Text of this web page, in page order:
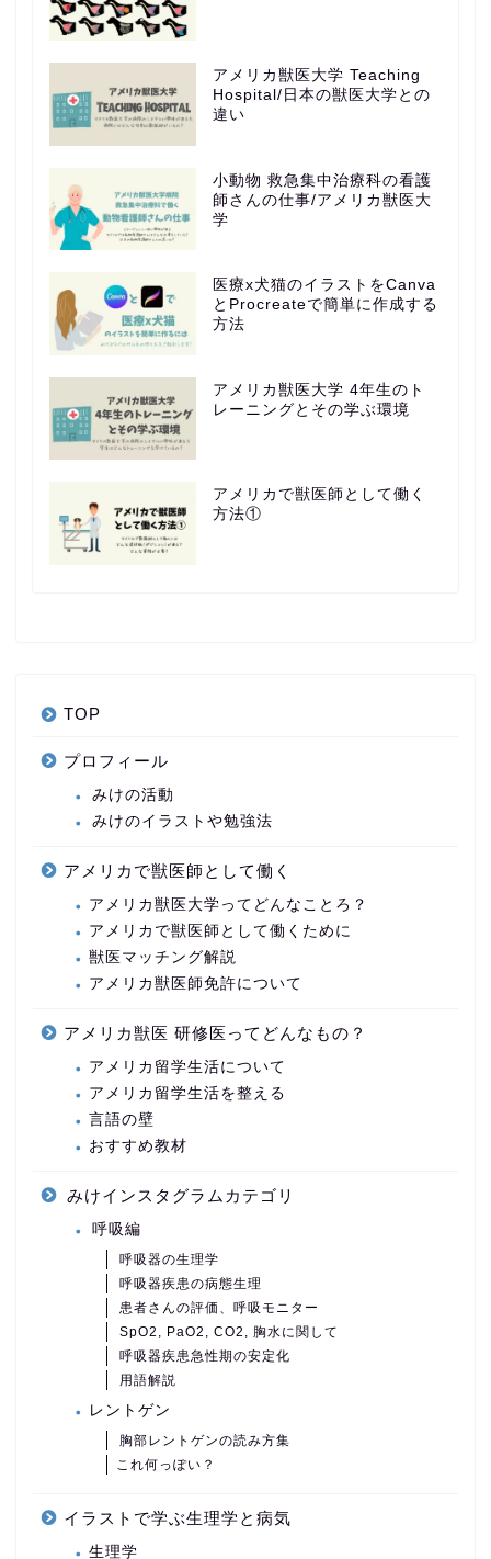
アメリカ獣医大学 Teaching
Hospital/日本の獣医大学との
違い
小動物 救急集中治療科の看護
師さんの仕事/アメリカ獣医大
学
医療x犬猫のイラストをCanva
とProcreateで簡単に作成する
方法
アメリカ獣医大学 4年生のト
レーニングとその学ぶ環境
アメリカで獣医師として働く
方法①
TOP
プロフィール
みけの活動
みけのイラストや勉強法
アメリカで獣医師として働く
アメリカ獣医大学ってどんなことろ？
アメリカで獣医師として働くために
獣医マッチング解説
アメリカ獣医師免許について
アメリカ獣医 研修医ってどんなもの？
アメリカ留学生活について
アメリカ留学生活を整える
言語の壁
おすすめ教材
みけインスタグラムカテゴリ
呼吸編
呼吸器の生理学
呼吸器疾患の病態生理
患者さんの評価、呼吸モニター
SpO2, PaO2, CO2, 胸水に関して
呼吸器疾患急性期の安定化
用語解説
レントゲン
胸部レントゲンの読み方集
これ何っぽい？
イラストで学ぶ生理学と病気
生理学